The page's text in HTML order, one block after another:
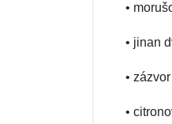
•
• jinan
•
•